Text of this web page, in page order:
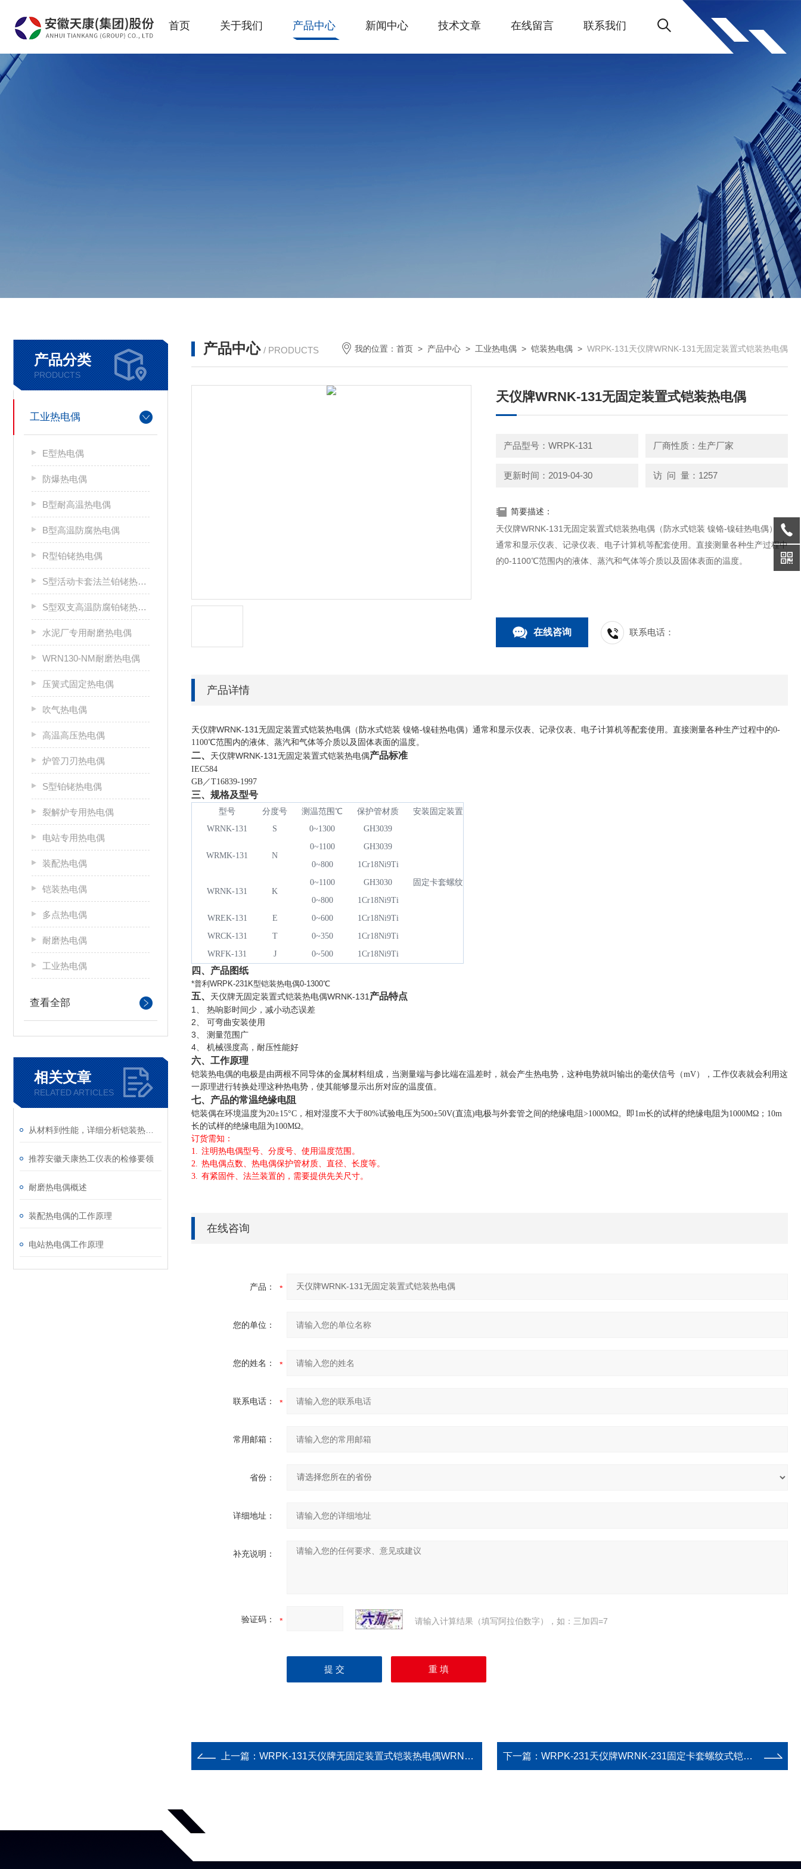
首页 关于我们 产品中心 新闻中心 技术文章 在线留言 联系我们
产品分类
PRODUCTS
工业热电偶
E型热电偶
防爆热电偶
B型耐高温热电偶
B型高温防腐热电偶
R型铂铑热电偶
S型活动卡套法兰铂铑热电偶
S型双支高温防腐铂铑热电偶
水泥厂专用耐磨热电偶
WRN130-NM耐磨热电偶
压簧式固定热电偶
吹气热电偶
高温高压热电偶
炉管刀刃热电偶
S型铂铑热电偶
裂解炉专用热电偶
电站专用热电偶
装配热电偶
铠装热电偶
多点热电偶
耐磨热电偶
工业热电偶
查看全部
相关文章
RELATED ARTICLES
推荐安徽天康热工仪表的检修要领
耐磨热电偶概述
装配热电偶的工作原理
电站热电偶工作原理
产品中心 / PRODUCTS 我的位置： 首页 > 产品中心 > 工业热电偶 > 铠装热电偶 > WRPK-131天仪牌WRNK-131无固定装置式铠装热电偶
天仪牌WRNK-131无固定装置式铠装热电偶
产品型号：WRPK-131 厂商性质：生产厂家
更新时间：2019-04-30 访 问 量：1257
简要描述：
天仪牌WRNK-131无固定装置式铠装热电偶（防水式铠装 镍铬-镍硅热电偶）
通常和显示仪表、记录仪表、电子计算机等配套使用。直接测量各种生产过程中
的0-1100℃范围内的液体、蒸汽和气体等介质以及固体表面的温度。
在线咨询 联系电话：
产品详情
天仪牌WRNK-131无固定装置式铠装热电偶 （防水式铠装 镍铬-镍硅热电偶）通常和显示仪表、记录仪表、电子计算机等配套使用。直接测量各种生产过程中的0-
1100℃范围内的液体、蒸汽和气体等介质以及固体表面的温度。
二、 天仪牌WRNK-131无固定装置式铠装热电偶产品标准
IEC584
GB／T16839-1997
三、规格及型号
型号 分度号 测温范围℃ 保护管材质
安装固定装置
WRNK-131
S 0~1300 GH3039
固定卡套螺纹
WRMK-131 N
0~1100
GH3039
0~800
1Cr18Ni9Ti
WRNK-131 K
0~1100
GH3030
0~800
1Cr18Ni9Ti
WREK-131
E 0~600
1Cr18Ni9Ti
WRCK-131
T 0~350
1Cr18Ni9Ti
WRFK-131
J 0~500 1Cr18Ni9Ti
四、 产品图纸
*普利WRPK-231K型铠装热电偶0-1300℃
五、 天仪牌无固定装置式铠装热电偶WRNK-131 产品特点
1
、 热响影时间少，减小动态误差
2 、 可弯曲安装使用
3 、 测量范围广
4 、 机械强度高，耐压性能好
六、工作原理
铠装热电偶的电极是由两根不同导体的金属材料组成，当测量端与参比端在温差时，就会产生热电势，这种电势就叫输出的毫伏信号（mV），工作仪表就会利用这
一原理进行转换处理这种热电势，使其能够显示出所对应的温度值。
七、产品的常温绝缘电阻
铠装偶在环境温度为20±15°C，相对湿度不大于80%试验电压为500±50V(直流)电极与外套管之间的绝缘电阻>1000MΩ。即1m长的试样的绝缘电阻为1000MΩ；10m
长的试样的绝缘电阻为100MΩ。
订货需知：
1. 注明热电偶型号、分度号、使用温度范围。
2. 热电偶点数、热电偶保护管材质、直径、长度等。
3. 有紧固件、法兰装置的，需要提供先关尺寸。
在线咨询
产品：
您的单位：
您的姓名：
联系电话：
常用邮箱：
省份：
详细地址：
补充说明：
验证码： 请输入计算结果（填写阿拉伯数字），如：三加四=7
上一篇： WRPK-131天仪牌无固定装置式铠装热电偶WRNK-131 下一篇： WRPK-231天仪牌WRNK-231固定卡套螺纹式铠装热电偶